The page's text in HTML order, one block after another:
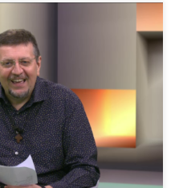
di Luce, Intorno a noi